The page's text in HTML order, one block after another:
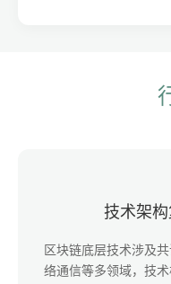
技术架
区块链底层技术涉及
络通信等多领域，技